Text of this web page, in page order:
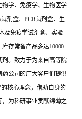
学、免疫学、生物医学
剂盒、PCR试剂盒、生
及免疫学试剂盒、实验
存常备产品多达10000
剂。致力于为来自高等院
公司的广大客户们提供
核心理念，借助自身的
为科研事业贡献绵薄之